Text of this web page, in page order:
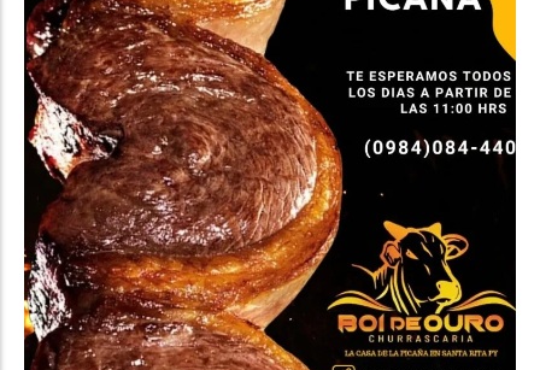
Santa Helena e Região
Saúde e Bem-Estar